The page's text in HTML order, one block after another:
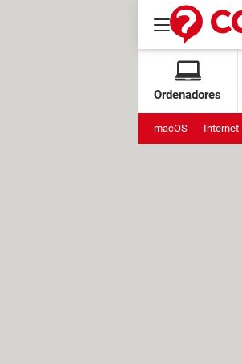
Ordenadores
macOS Internet